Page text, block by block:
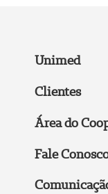
Unimed
Clientes
Área do
Fale